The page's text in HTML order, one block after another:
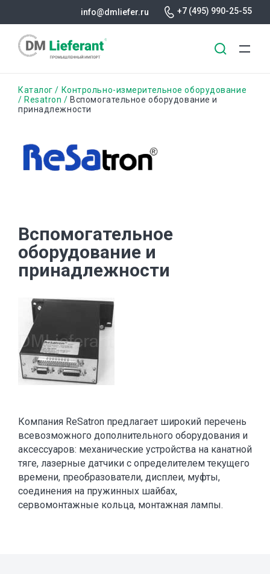
основному
info@dmliefer.ru +7 (495) 990-25-55
Строка
навигации
Каталог
Контрольно-измерительное оборудование
Resatron
Вспомогательное оборудование и
принадлежности
Вспомогательное
оборудование и
принадлежности
Компания ReSatron предлагает широкий перечень
всевозможного дополнительного оборудования и
аксессуаров: механические устройства на канатной
тяге, лазерные датчики с определителем текущего
времени, преобразователи, дисплеи, муфты,
соединения на пружинных шайбах,
сервомонтажные кольца, монтажная лампы.